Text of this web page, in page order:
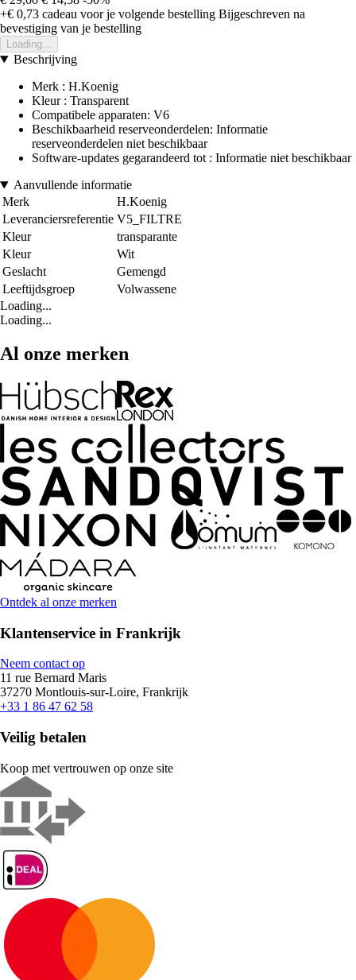
+€ 0,73 cadeau voor je volgende bestelling Bijgeschreven na
bevestiging van je bestelling
Loading...
Beschrijving
Merk : H.Koenig
Kleur : Transparent
Compatibele apparaten: V6
Beschikbaarheid reserveonderdelen: Informatie
reserveonderdelen niet beschikbaar
Software-updates gegarandeerd tot : Informatie niet beschikbaar
Aanvullende informatie
Merk
H.Koenig
Leveranciersreferentie V5_FILTRE
Kleur
transparante
Kleur
Wit
Geslacht
Gemengd
Leeftijdsgroep
Volwassene
Loading...
Loading...
Al onze merken
Ontdek al onze merken
Klantenservice in Frankrijk
Neem contact op
11 rue Bernard Maris
37270 Montlouis-sur-Loire, Frankrijk
+33 1 86 47 62 58
Veilig betalen
Koop met vertrouwen op onze site